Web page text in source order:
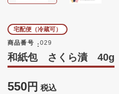
宅配便（冷蔵可）
商品番号
029
和紙包 さくら漬 40g
550 税込